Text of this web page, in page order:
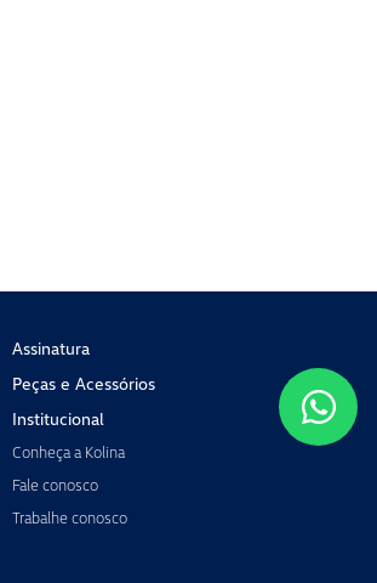
Assinatura
Peças e Acessórios
Institucional
Conheça a Kolina
Fale conosco
Trabalhe conosco